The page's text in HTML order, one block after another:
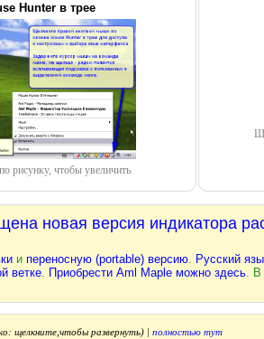
Hunter в трее
рисунку, чтобы увеличить
новая версия индикатора
и переносную (portable) версию. Русский
ветке. Приобрести Aml Maple можно здесь. В
щелкните,чтобы развернуть) |полностью тут